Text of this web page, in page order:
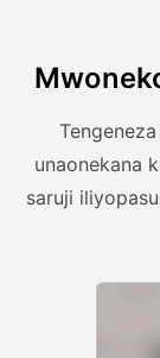
unaonekana
saruji